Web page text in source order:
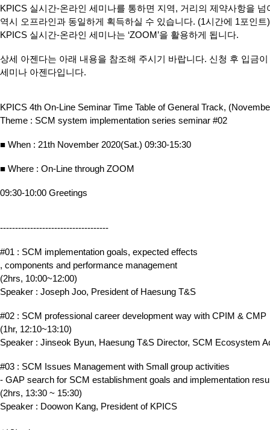
KPICS 실시간-온라인 세미나를 통하면 지역, 거리의 제약사항을
역시 오프라인과 동일하게 획득하실 수 있습니다. (1시간에 1포인
KPICS 실시간-온라인 세미나는 ‘ZOOM’을 활용하게 됩니다.
상세 아젠다는 아래 내용을 참조해 주시기 바랍니다. 신청 후 입금
세미나 아젠다입니다.
KPICS 4th On-Line Seminar Time Table of General Track,
Theme : SCM system implementation series seminar #02
■ When : 21th November 2020(Sat.) 09:30-15:30
■ Where : On-Line through ZOOM
09:30-10:00 Greetings
------------------------------------
#01 : SCM implementation goals, expected effects
, components and performance management
(2hrs, 10:00~12:00)
Speaker : Joseph Joo, President of Haesung T&S
#02 : SCM professional career development way with CPIM & CMP
(1hr, 12:10~13:10)
Speaker : Jinseok Byun, Haesung T&S Director, SCM Ecosystem
#03 : SCM Issues Management with Small group activities
- GAP search for SCM establishment goals and implementation
(2hrs, 13:30 ~ 15:30)
Speaker : Doowon Kang, President of KPICS